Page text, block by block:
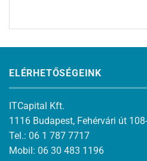
ELÉRHETŐSÉGEINK
ITCapital Kft.
1116 Budapest, Fehérvári út
Tel.: 06 1 787 7717
Mobil: 06 30 483 1196